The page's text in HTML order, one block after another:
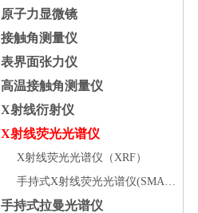
原子力显微镜
接触角测量仪
表界面张力仪
高温接触角测量仪
X射线衍射仪
X射线荧光光谱仪
X射线荧光光谱仪（XRF）
手持式X射线荧光光谱仪(SMART-X)
手持式拉曼光谱仪